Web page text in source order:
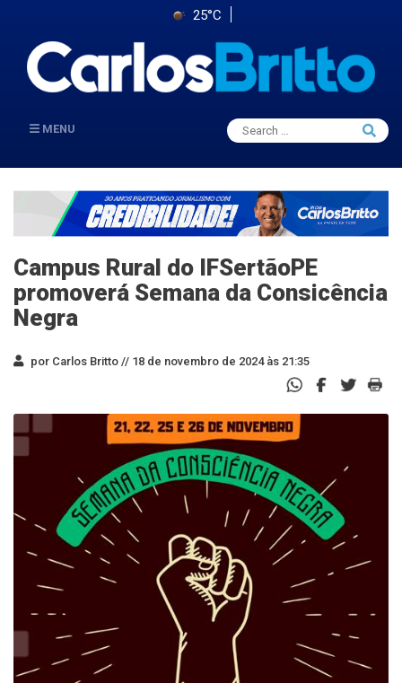
25°C
MENU
Search
for:
Search
Campus Rural do IFSertãoPE
promoverá Semana da Consicência
Negra
por Carlos Britto // 18 de novembro de 2024 às 21:35